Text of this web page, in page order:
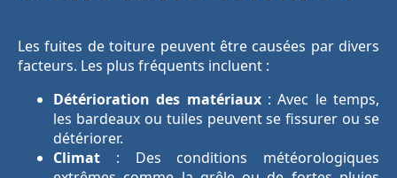
Les fuites de toiture peuvent être causées par divers
facteurs. Les plus fréquents incluent :
Détérioration des matériaux: Avec le temps,
les bardeaux ou tuiles peuvent se fissurer ou se
détériorer.
Climat : Des conditions météorologiques